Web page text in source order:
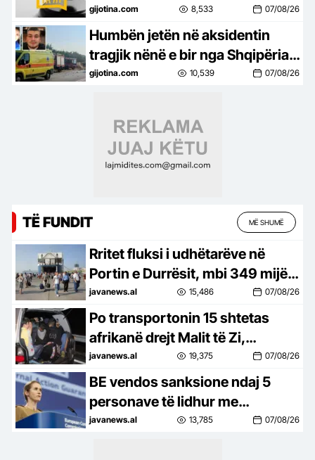
Rrezikon të kufizojë lirinë e
medias
gijotina.com 8,533 07/08/26
Humbën jetën në aksidentin
tragjik nënë e bir nga Shqipëria!
Ishin nisur për në punë, por fati i
gijotina.com 10,539 07/08/26
TË FUNDIT MË SHUMË
Rritet fluksi i udhëtarëve në
Portin e Durrësit, mbi 349 mijë
pasagjerë në 7 muaj
javanews.al 15,486 07/08/26
Po transportonin 15 shtetas
afrikanë drejt Malit të Zi,
arrestohen dy të rinj në Shkodër
javanews.al 19,375 07/08/26
BE vendos sanksione ndaj 5
personave të lidhur me
industrinë ushtarake ruse
javanews.al 13,785 07/08/26